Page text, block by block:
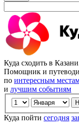
Куда сходить в
Помощник и
по интересным
и лучшим событиям
Куда пойти сегодня